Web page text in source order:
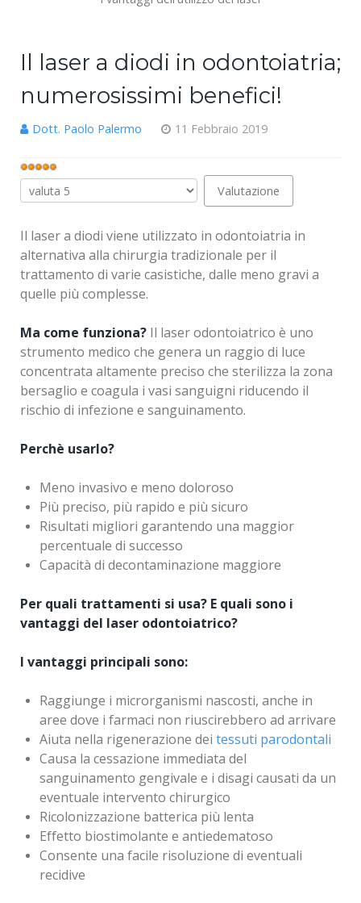
Il laser a diodi in odontoiatria;
numerosissimi benefici!
Dott. Paolo Palermo 11 Febbraio 2019
Valutazione
attuale:5/5
Valuta
Il laser a diodi viene utilizzato in odontoiatria in
alternativa alla chirurgia tradizionale per il
trattamento di varie casistiche, dalle meno gravi a
quelle più complesse.
Ma come funziona? Il laser odontoiatrico è uno
strumento medico che genera un raggio di luce
concentrata altamente preciso che sterilizza la zona
bersaglio e coagula i vasi sanguigni riducendo il
rischio di infezione e sanguinamento.
Perchè usarlo?
Meno invasivo e meno doloroso
Più preciso, più rapido e più sicuro
Risultati migliori garantendo una maggior
percentuale di successo
Capacità di decontaminazione maggiore
Per quali trattamenti si usa? E quali sono i
vantaggi del laser odontoiatrico?
I vantaggi principali sono:
Raggiunge i microrganismi nascosti, anche in
aree dove i farmaci non riuscirebbero ad arrivare
Aiuta nella rigenerazione dei tessuti parodontali
Causa la cessazione immediata del
sanguinamento gengivale e i disagi causati da un
eventuale intervento chirurgico
Ricolonizzazione batterica più lenta
Effetto biostimolante e antiedematoso
Consente una facile risoluzione di eventuali
recidive